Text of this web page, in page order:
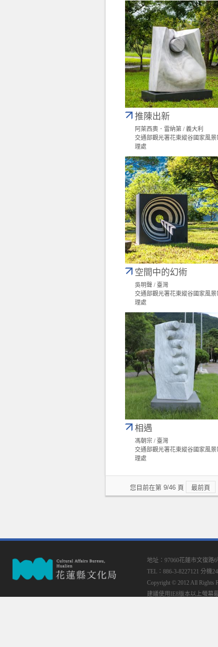
推陳出新
阿萊西奧．雷納第 / 義大利
交通部觀光署花東縱谷國家風景
理處
空間中的幻術
吳明聲 / 臺灣
交通部觀光署花東縱谷國家風景
理處
相遇
馮朝宗 / 臺灣
交通部觀光署花東縱谷國家風景
理處
您目前在第 9/46 頁 最前頁
地址：97060花蓮市文復路
TEL：886-3-8227121 分機
Copyright © 2012 All Rights
建議使用IE8版本以上螢幕